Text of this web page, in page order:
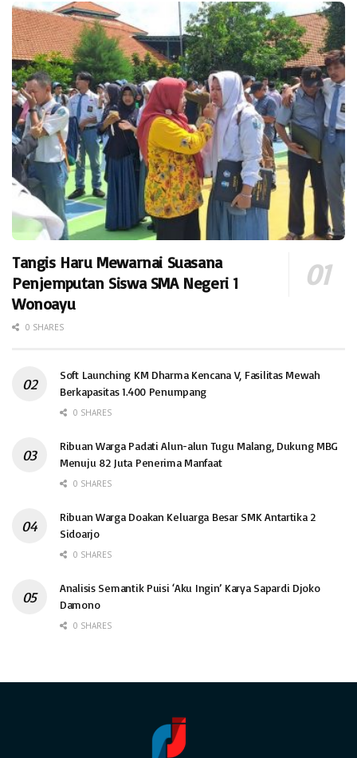
Tangis Haru Mewarnai Suasana
Penjemputan Siswa SMA Negeri 1
Wonoayu
0 SHARES
Soft Launching KM Dharma Kencana V, Fasilitas Mewah
Berkapasitas 1.400 Penumpang
0 SHARES
Ribuan Warga Padati Alun-alun Tugu Malang, Dukung MBG
Menuju 82 Juta Penerima Manfaat
0 SHARES
Ribuan Warga Doakan Keluarga Besar SMK Antartika 2
Sidoarjo
0 SHARES
Analisis Semantik Puisi ‘Aku Ingin’ Karya Sapardi Djoko
Damono
0 SHARES